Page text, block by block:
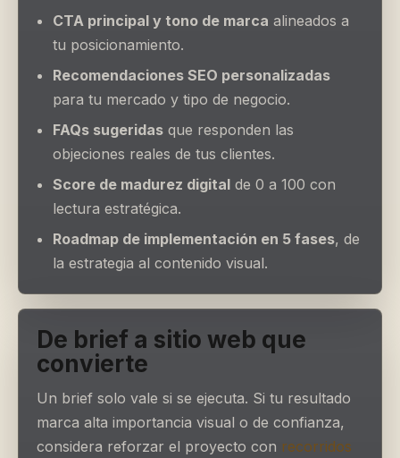
CTA principal y tono de marca alineados a
tu posicionamiento.
Recomendaciones SEO personalizadas
para tu mercado y tipo de negocio.
FAQs sugeridas que responden las
objeciones reales de tus clientes.
Score de madurez digital de 0 a 100 con
lectura estratégica.
Roadmap de implementación en 5 fases, de
la estrategia al contenido visual.
De brief a sitio web que
convierte
Un brief solo vale si se ejecuta. Si tu resultado
marca alta importancia visual o de confianza,
considera reforzar el proyecto con recorridos